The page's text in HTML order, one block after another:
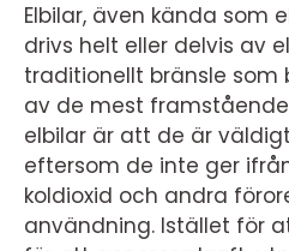
Elbilar, även kända som
drivs helt eller delvis av
traditionellt bränsle som
av de mest
elbilar är att de är
eftersom de inte ger
koldioxid och andra
användning. Istället för